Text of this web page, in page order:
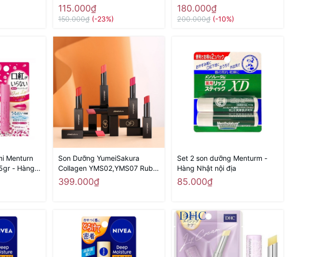
Nhật nội
- Hàng Nhật nội địa
115.000₫
150.000₫ (-23%)
2,7g 12 ( Đỏ) - Hàng Nhật nội
địa
180.000₫
200.000₫ (-10%)
Menturn
- Hàng
Son Dưỡng YumeiSakura
Collagen YMS02,YMS07 Ruby
- Hàng Nhật nội địa
399.000₫
Set 2 son dưỡng Menturm -
Hàng Nhật nội địa
85.000₫